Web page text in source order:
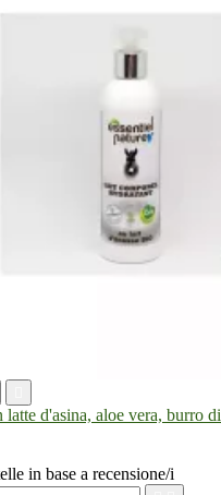
latte d'asina, aloe vera, burro
in base a recensione/i